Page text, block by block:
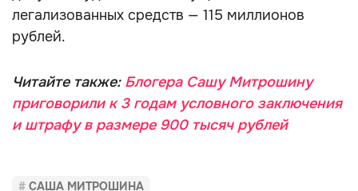
легализованных средств — 115 миллионов
рублей.
Читайте также: Блогера Сашу Митрошину
приговорили к 3 годам условного заключения
и штрафу в размере 900 тысяч рублей
САША МИТРОШИНА